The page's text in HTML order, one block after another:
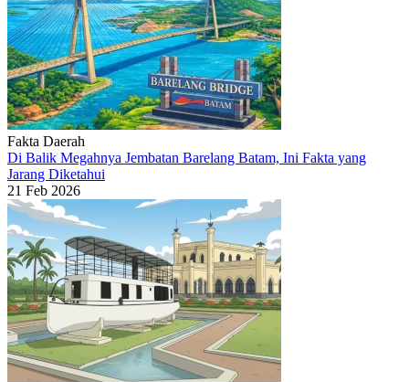
Fakta Daerah
Di Balik Megahnya Jembatan Barelang Batam, Ini Fakta yang
Jarang Diketahui
21 Feb 2026